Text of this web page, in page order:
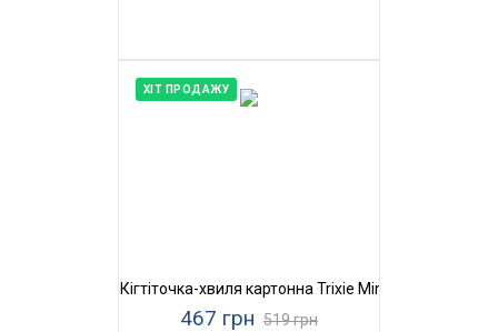
ХІТ ПРОДАЖУ
Кігтіточка-хвиля картонна Trixie Mimi Wave
467 грн 519 грн